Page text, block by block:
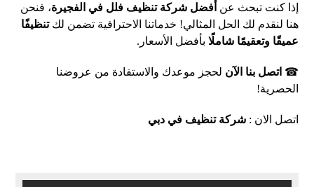
إذا كنت تبحث عن أفضل شركة تنظيف فلل في الفجيرة، فنحن
هنا لنقدم لك الحل المثالي! خدماتنا الاحترافية تضمن لكتنظيفًا
عميقًا وتعقيمًا شاملًا بأفضل الأسعار.
☎ اتصل بنا الآن لحجز موعدك والاستفادة من عروضنا
الحصرية!
اتصل الان :شركة تنظيف في دبي